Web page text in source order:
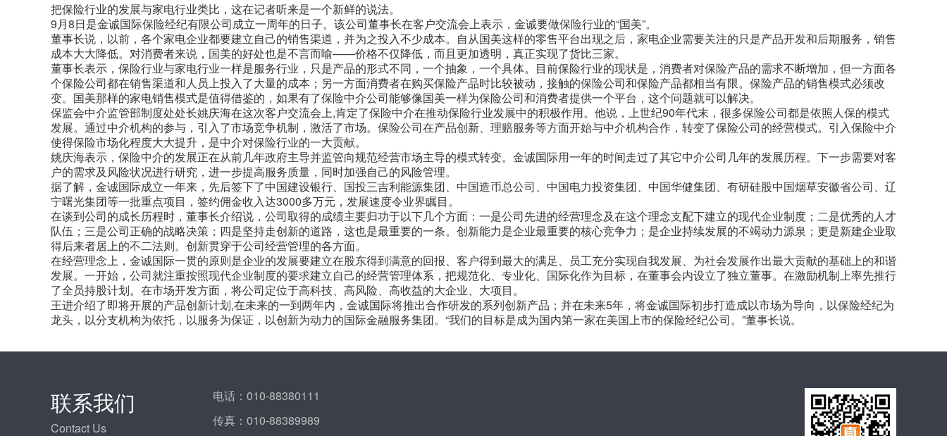
把保险行业的发展与家电行业类比，这在记者听来是一个新鲜的说法。
9月8日是金诚国际保险经纪有限公司成立一周年的日子。该公司董事长在客户交流会上表示，金诚要做保险行业的“国美”。
董事长说，以前，各个家电企业都要建立自己的销售渠道，并为之投入不少成本。自从国美这样的零售平台出现之后，家电企业需要关注的只是产品开发和后期服务，销售
成本大大降低。对消费者来说，国美的好处也是不言而喻——价格不仅降低，而且更加透明，真正实现了货比三家。
董事长表示，保险行业与家电行业一样是服务行业，只是产品的形式不同，一个抽象，一个具体。目前保险行业的现状是，消费者对保险产品的需求不断增加，但一方面各
个保险公司都在销售渠道和人员上投入了大量的成本；另一方面消费者在购买保险产品时比较被动，接触的保险公司和保险产品都相当有限。保险产品的销售模式必须改
变。国美那样的家电销售模式是值得借鉴的，如果有了保险中介公司能够像国美一样为保险公司和消费者提供一个平台，这个问题就可以解决。
保监会中介监管部制度处处长姚庆海在这次客户交流会上,肯定了保险中介在推动保险行业发展中的积极作用。他说，上世纪90年代末，很多保险公司都是依照人保的模式
发展。通过中介机构的参与，引入了市场竞争机制，激活了市场。保险公司在产品创新、理赔服务等方面开始与中介机构合作，转变了保险公司的经营模式。引入保险中介
使得保险市场化程度大大提升，是中介对保险行业的一大贡献。
姚庆海表示，保险中介的发展正在从前几年政府主导并监管向规范经营市场主导的模式转变。金诚国际用一年的时间走过了其它中介公司几年的发展历程。下一步需要对客
户的需求及风险状况进行研究，进一步提高服务质量，同时加强自己的风险管理。
据了解，金诚国际成立一年来，先后签下了中国建设银行、国投三吉利能源集团、中国造币总公司、中国电力投资集团、中国华健集团、有研硅股中国烟草安徽省公司、辽
宁曙光集团等一批重点项目，签约佣金收入达3000多万元，发展速度令业界瞩目。
在谈到公司的成长历程时，董事长介绍说，公司取得的成绩主要归功于以下几个方面：一是公司先进的经营理念及在这个理念支配下建立的现代企业制度；二是优秀的人才
队伍；三是公司正确的战略决策；四是坚持走创新的道路，这也是最重要的一条。创新能力是企业最重要的核心竞争力；是企业持续发展的不竭动力源泉；更是新建企业取
得后来者居上的不二法则。创新贯穿于公司经营管理的各方面。
在经营理念上，金诚国际一贯的原则是企业的发展要建立在股东得到满意的回报、客户得到最大的满足、员工充分实现自我发展、为社会发展作出最大贡献的基础上的和谐
发展。一开始，公司就注重按照现代企业制度的要求建立自己的经营管理体系，把规范化、专业化、国际化作为目标，在董事会内设立了独立董事。在激励机制上率先推行
了全员持股计划。在市场开发方面，将公司定位于高科技、高风险、高收益的大企业、大项目。
王进介绍了即将开展的产品创新计划,在未来的一到两年内，金诚国际将推出合作研发的系列创新产品；并在未来5年，将金诚国际初步打造成以市场为导向，以保险经纪为
龙头，以分支机构为依托，以服务为保证，以创新为动力的国际金融服务集团。“我们的目标是成为国内第一家在美国上市的保险经纪公司。”董事长说。
联系我们
Contact Us
电话： 010-88380111
传真： 010-88389989